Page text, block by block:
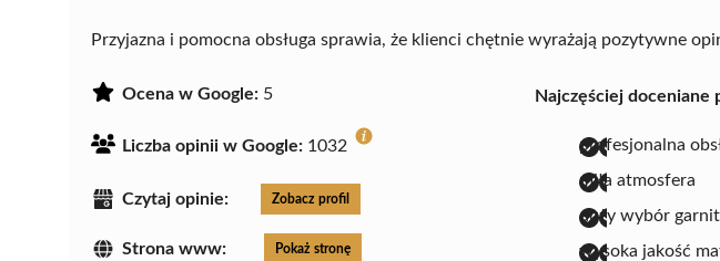
Przyjazna i pomocna obsługa sprawia, że klienci chętnie wyrażają pozytywne
Ocena w Google: 5
Liczba opinii w Google: 1032
Czytaj opinie: Zobacz profil
Strona www: Pokaż stronę
Najczęściej doceniane
profesjonalna
miła atmosfera
duży wybór
wysoka jakość